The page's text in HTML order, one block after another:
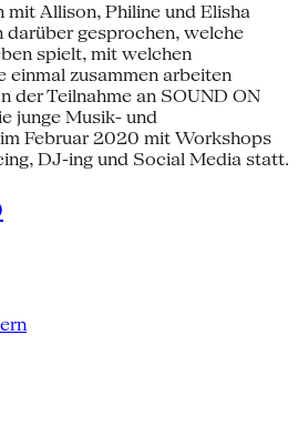
Allison, Philine und Elisha
gesprochen, welche
spielt, mit welchen
einmal zusammen arbeiten
der Teilnahme an SOUND ON
junge Musik- und
Februar 2020 mit Workshops
DJ-ing und Social Media statt.